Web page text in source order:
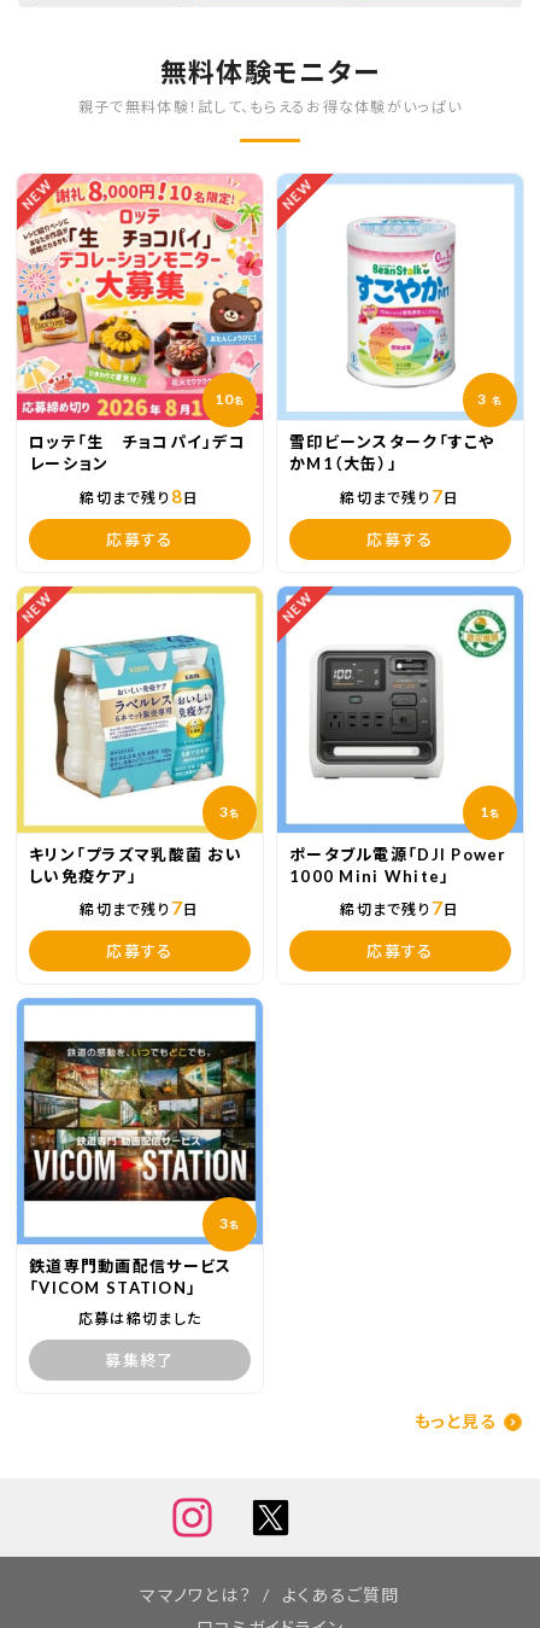
無料体験モニター
親子で無料体験！試して、もらえるお得な体験がいっぱい
NEW
10名
ロッテ「生 チョコパイ」デコ
レーション
締切まで残り 8日
応募する
NEW
3 名
雪印ビーンスターク「すこや
かM1（大缶）」
締切まで残り 7日
応募する
NEW
3名
キリン「プラズマ乳酸菌 おい
しい免疫ケア」
締切まで残り 7日
応募する
NEW
1 名
ポータブル電源「DJI Power
1000 Mini White」
締切まで残り 7日
応募する
3名
鉄道専門動画配信サービス
「VICOM STATION」
応募は締切ました
募集終了
もっと見る
ママノワとは？
よくあるご質問